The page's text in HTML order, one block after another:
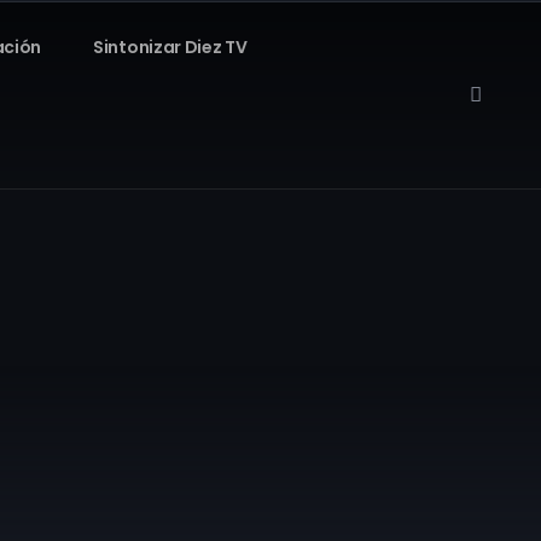
Sintonizar Diez TV